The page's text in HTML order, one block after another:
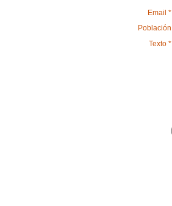
Email *
Población
Texto *